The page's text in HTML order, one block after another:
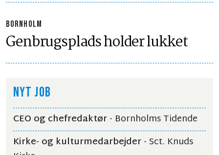
BORNHOLM
Genbrugsplads holder lukket
NYT JOB
CEO og chefredaktør- Bornholms Tidende
Kirke- og kulturmedarbejder- Sct. Knuds